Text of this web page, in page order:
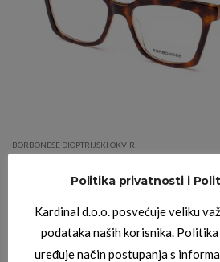
BORBONESE DIOPTRIJSKI OKVIRI
Politika privatnosti i
Kardinal d.o.o. posvećuje veliku
podataka naših korisnika.
uređuje način postupanja s